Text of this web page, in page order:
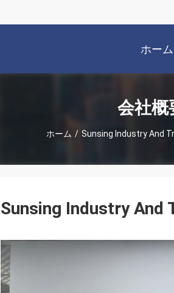
ホーム
会社概
ホーム / Sunsing Industry And
Sunsing Industry And